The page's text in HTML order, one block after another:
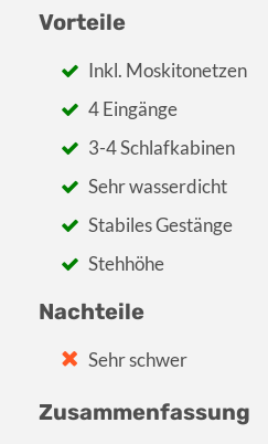
Vorteile
Inkl. Moskitonetzen
4 Eingänge
3-4 Schlafkabinen
Sehr wasserdicht
Stabiles Gestänge
Stehhöhe
Nachteile
Sehr schwer
Zusammenfassung